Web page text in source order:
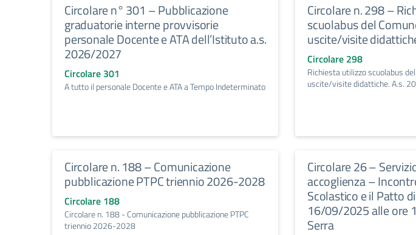
Circolare n° 301 – Pubblicazione
graduatorie interne provvisorie
personale Docente e ATA dell’Istituto a.s.
2026/2027
Circolare 301
A tutto il personale Docente e ATA a Tempo Indeterminato
Circolare n. 298 –
scuolabus del
uscite/visite
Circolare 298
Richiesta utilizzo scuolabus
uscite/visite didattiche. A.s.
Circolare n. 188 – Comunicazione
pubblicazione PTPC triennio 2026-2028
Circolare 188
Circolare n. 188 - Comunicazione pubblicazione PTPC
triennio 2026-2028
Circolare 26 –
accoglienza –
Scolastico e il Patto
16/09/2025 alle ore
Serra